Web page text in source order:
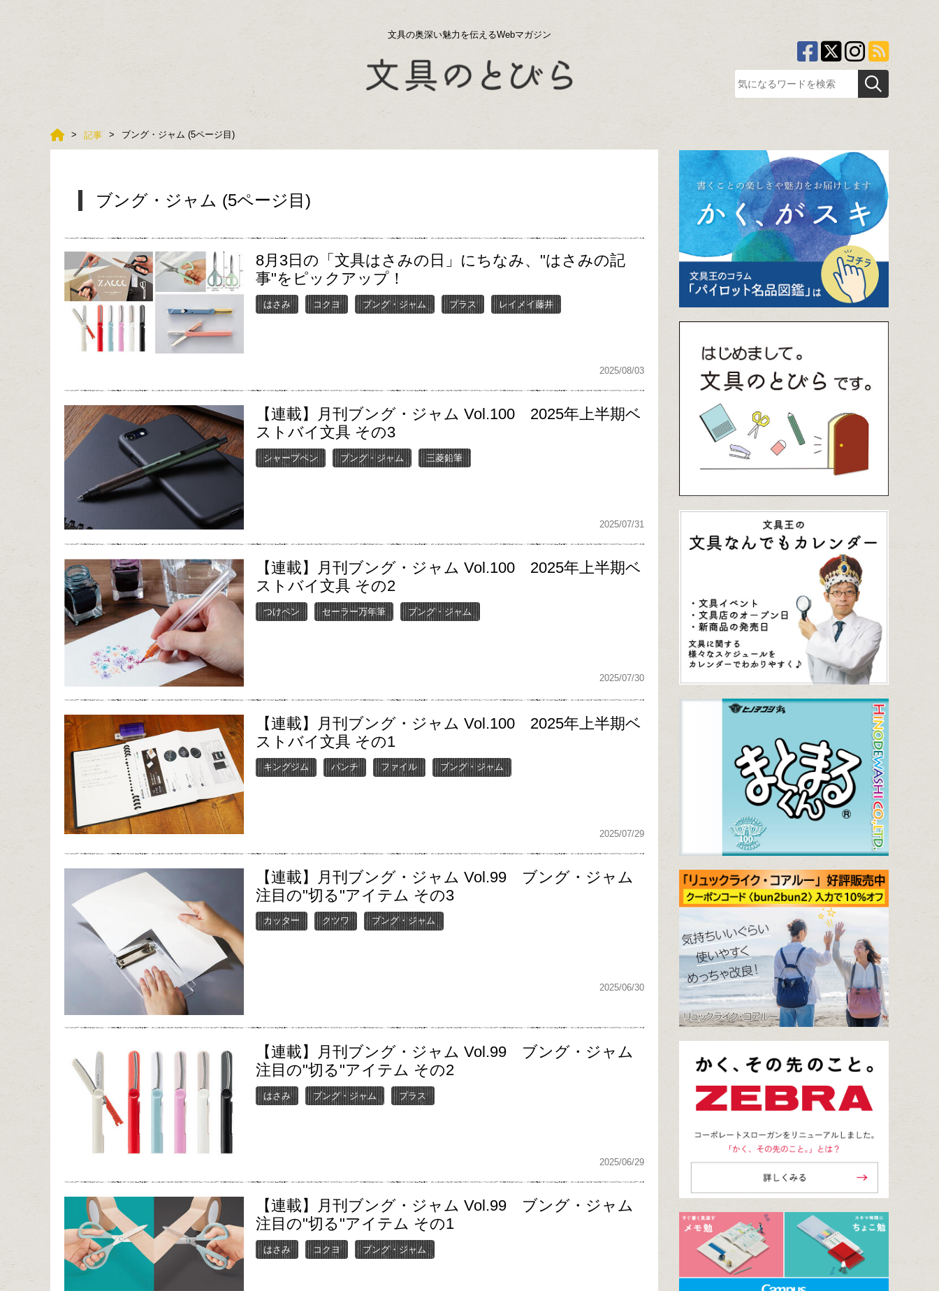
文具の奥深い魅力を伝えるWebマガジン
記事 ブング・ジャム (5ページ目)
ブング・ジャム (5ページ目)
8月3日の「文具はさみの日」にちなみ、"はさみの記
事"をピックアップ！
はさみ コクヨ ブング・ジャム プラス レイメイ藤井
2025/08/03
【連載】月刊ブング・ジャム Vol.100 2025年上半期ベ
ストバイ文具 その3
シャープペン ブング・ジャム 三菱鉛筆
2025/07/31
【連載】月刊ブング・ジャム Vol.100 2025年上半期ベ
ストバイ文具 その2
つけペン セーラー万年筆 ブング・ジャム
2025/07/30
【連載】月刊ブング・ジャム Vol.100 2025年上半期ベ
ストバイ文具 その1
キングジム パンチ ファイル ブング・ジャム
2025/07/29
【連載】月刊ブング・ジャム Vol.99 ブング・ジャム
注目の"切る"アイテム その3
カッター クツワ ブング・ジャム
2025/06/30
【連載】月刊ブング・ジャム Vol.99 ブング・ジャム
注目の"切る"アイテム その2
はさみ ブング・ジャム プラス
2025/06/29
【連載】月刊ブング・ジャム Vol.99 ブング・ジャム
注目の"切る"アイテム その1
はさみ コクヨ ブング・ジャム